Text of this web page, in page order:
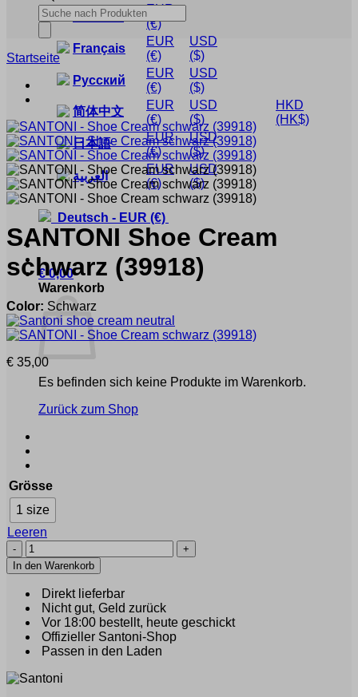
Deutsch
EUR
(€)
Français
EUR
(€)
USD
($)
Русский
EUR
(€)
USD
($)
简体中文
EUR
(€)
USD
($)
HKD
(HK$)
日本語
EUR
(€)
USD
($)
العربية
EUR
(€)
USD
($)
Deutsch - EUR (€)
€0,00
Warenkorb
Es befinden sich keine Produkte im Warenkorb.
Zurück zum Shop
Products
search
Startseite
SANTONI Shoe Cream
schwarz (39918)
Color: Schwarz
€ 35,00
Grösse
1 size
Leeren
SANTONI
-
Shoe
Cream
schwarz
(39918)
Menge
In den Warenkorb
Direkt lieferbar
Nicht gut, Geld zurück
Vor 18:00 bestellt, heute geschickt
Offizieller Santoni-Shop
Passen in den Laden